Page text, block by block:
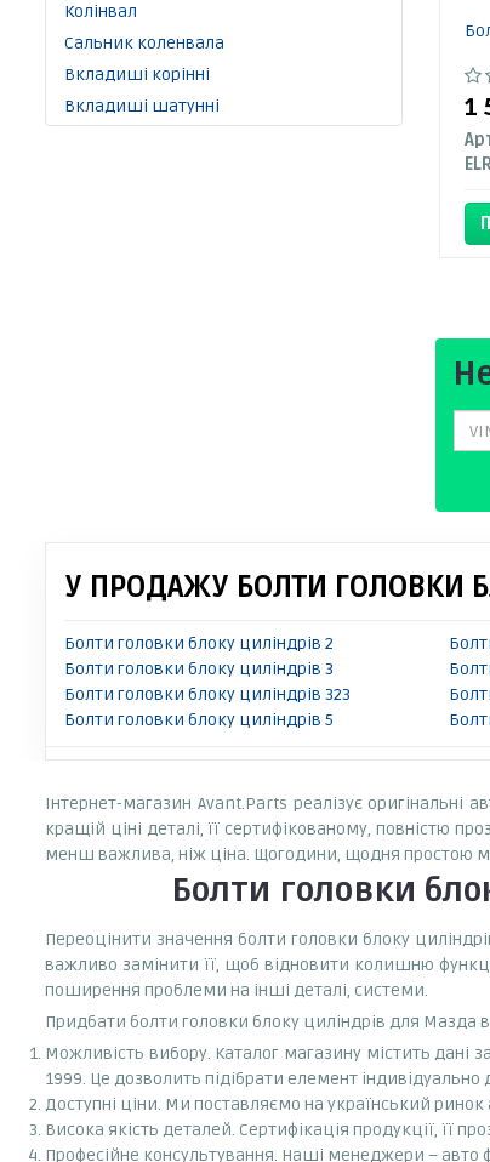
Колінвал
Сальник коленвала
Вкладиші корінні
Вкладиші шатунні
1
У ПРОДАЖУ БОЛТИ ГОЛОВКИ
Болти головки блоку циліндрів 2
Болти головки блоку циліндрів 3
Болти головки блоку циліндрів 323
Болти головки блоку циліндрів 5
Інтернет-магазин Avant.Parts реалізує
кращій ціні деталі, її сертифікованому, повністю
менш важлива, ніж ціна. Щогодини, щодня простою
Болти головки
Переоцінити значення болти головки блоку
важливо замінити її, щоб відновити колишню
поширення проблеми на інші деталі, системи.
Придбати болти головки блоку циліндрів для Мазда
Можливість вибору. Каталог магазину містить дані
1999. Це дозволить підібрати елемент
Доступні ціни. Ми поставляємо на український
Висока якість деталей. Сертифікація продукції, її
Професійне консультування. Наші менеджери – авто